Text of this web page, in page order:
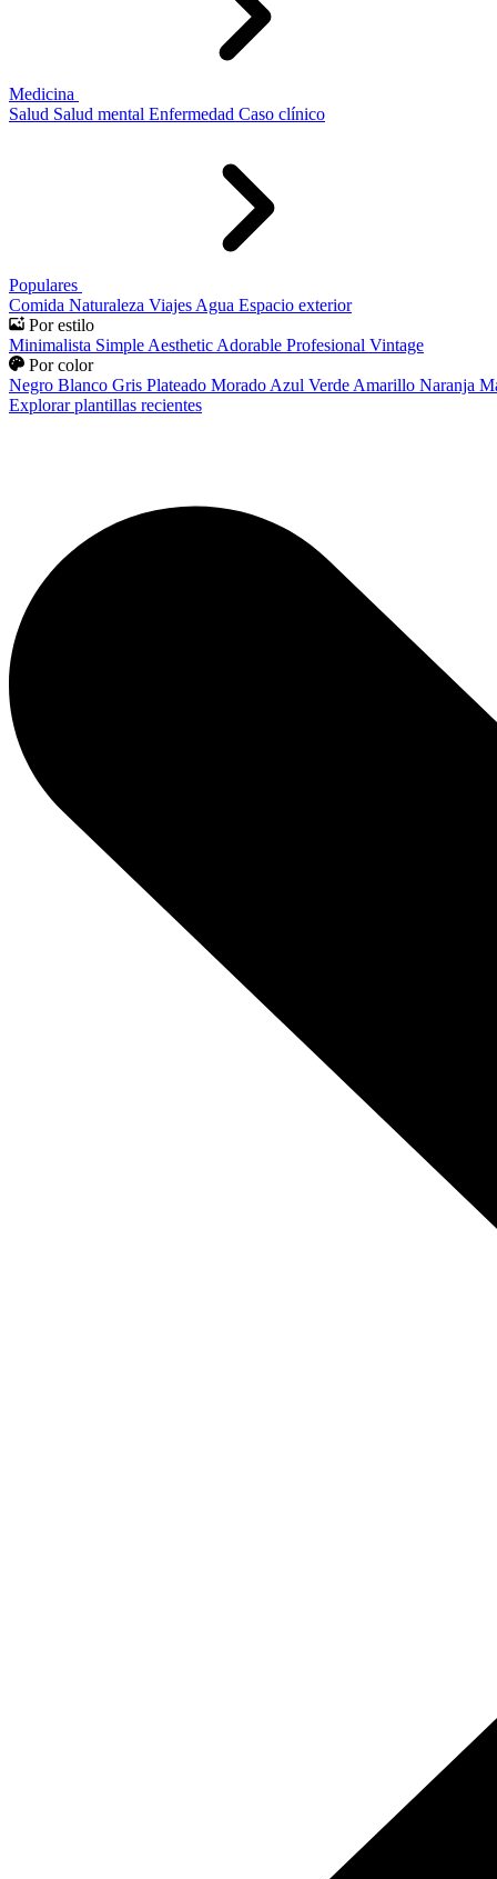
Medicina
Salud Salud mental Enfermedad Caso clínico
Populares
Comida Naturaleza Viajes Agua Espacio exterior
Por estilo
Minimalista Simple Aesthetic Adorable Profesional Vintage
Por color
Negro Blanco Gris Plateado Morado Azul Verde Amarillo Naranja
Explorar plantillas recientes